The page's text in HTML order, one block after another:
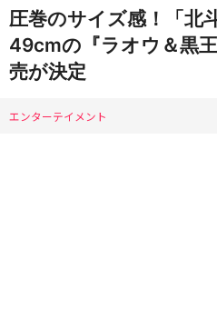
圧巻のサイズ感！「北
49cmの『ラオウ＆黒
売が決定
エンターテイメント